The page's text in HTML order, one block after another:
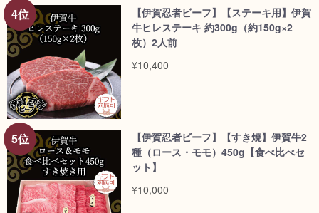
【伊賀忍者ビーフ】【ステーキ用】伊賀
牛ヒレステーキ 約300g（約150g×2
枚）2人前
¥10,400
【伊賀忍者ビーフ】【すき焼】伊賀牛2
種（ロース・モモ）450g【食べ比べセ
ット】
¥10,000